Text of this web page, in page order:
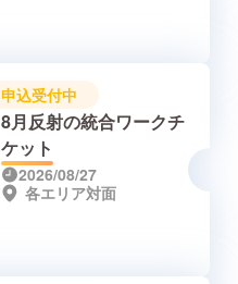
申込受付中
8月反射の統合ワークチ
ケット
2026/08/27
各エリア対面